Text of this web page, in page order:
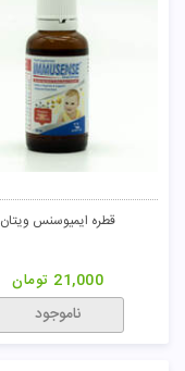
قطره ایمیوسنس ویتان
21,000 تومان
ناموجود